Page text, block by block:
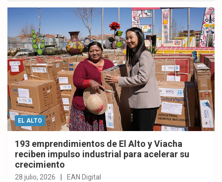
EL ALTO
193 emprendimientos de El Alto y Viacha
reciben impulso industrial para acelerar su
crecimiento
28 julio, 2026 EAN Digital